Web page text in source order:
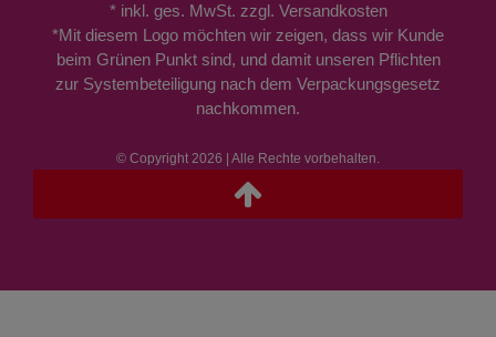
* inkl. ges. MwSt. zzgl. Versandkosten
*Mit diesem Logo möchten wir zeigen, dass wir Kunde
beim Grünen Punkt sind, und damit unseren Pflichten
zur Systembeteiligung nach dem Verpackungsgesetz
nachkommen.
© Copyright 2026 | Alle Rechte vorbehalten.